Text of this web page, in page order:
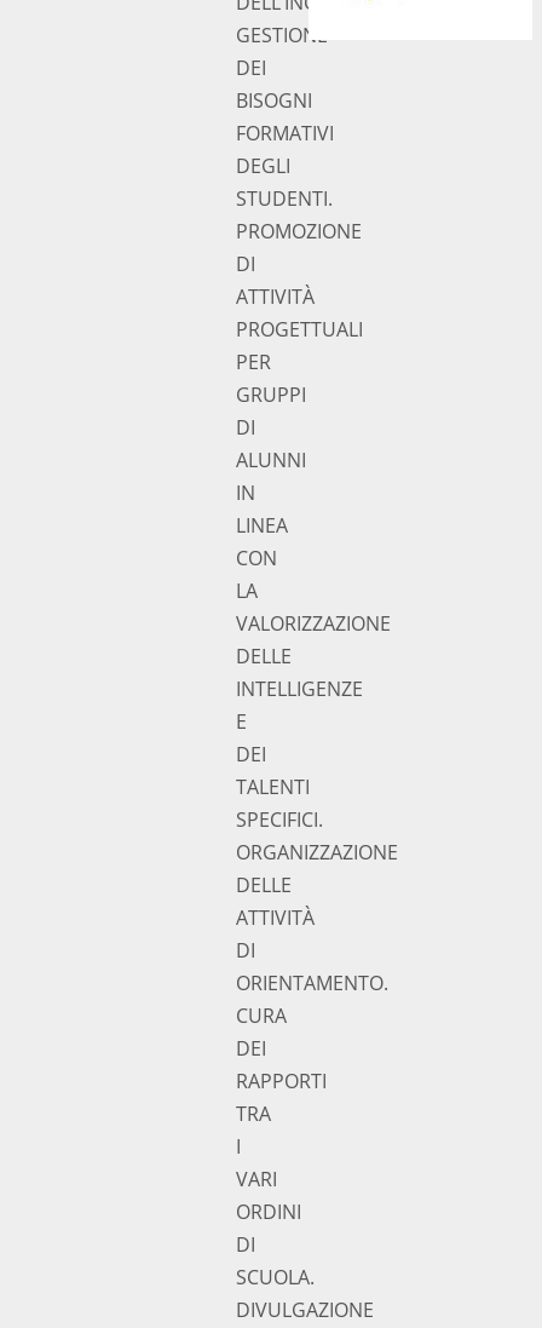
GESTIONE
DEI
BISOGNI
FORMATIVI
DEGLI
STUDENTI.
PROMOZIONE
DI
ATTIVITÀ
PROGETTUALI
PER
GRUPPI
DI
ALUNNI
IN
LINEA
CON
LA
VALORIZZAZIONE
DELLE
INTELLIGENZE
E
DEI
TALENTI
SPECIFICI.
ORGANIZZAZIONE
DELLE
ATTIVITÀ
DI
ORIENTAMENTO.
CURA
DEI
RAPPORTI
TRA
I
VARI
ORDINI
DI
SCUOLA.
DIVULGAZIONE